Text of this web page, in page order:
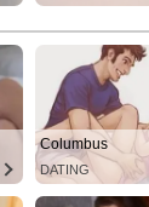
Columbus
DATING